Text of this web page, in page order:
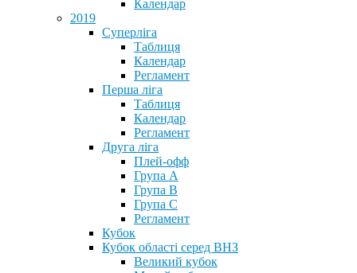
Календар
2019
Суперліга
Таблиця
Календар
Регламент
Перша ліга
Таблиця
Календар
Регламент
Друга ліга
Плей-офф
Група А
Група В
Група С
Регламент
Кубок
Кубок області серед ВНЗ
Великий кубок